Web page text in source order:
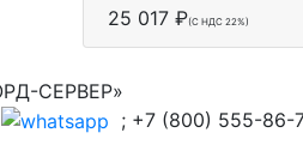
25 017 ₽(С НДС 22%)
СЕРВЕР»
; +7 (800) 555-86-